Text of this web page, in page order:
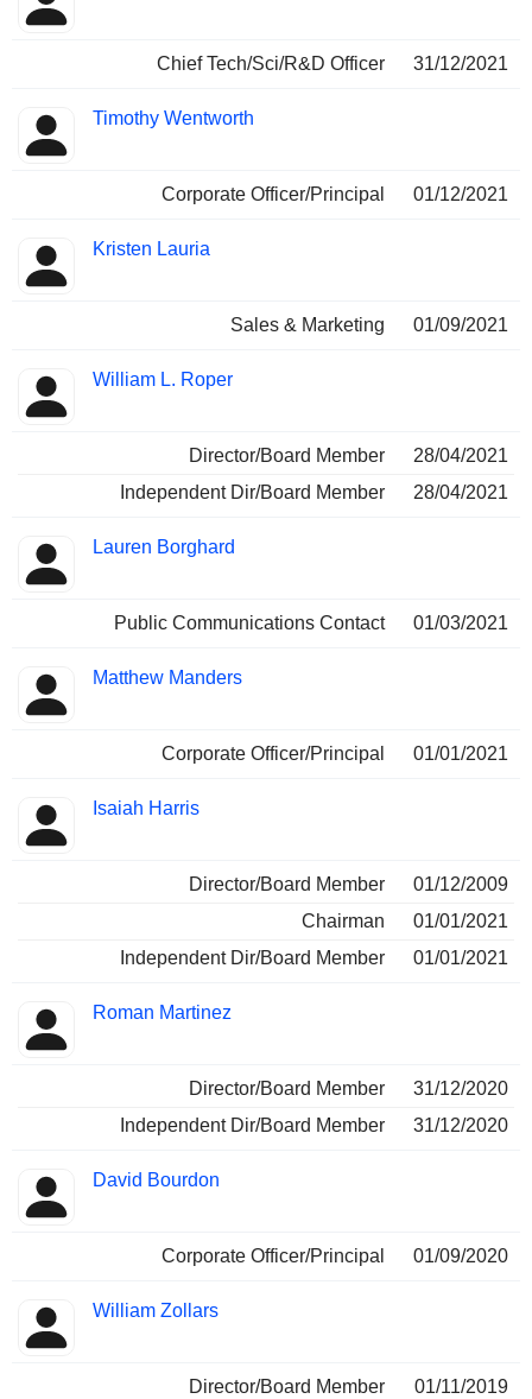
Chief Tech/Sci/R&D Officer 31/12/2021
Timothy Wentworth
Corporate Officer/Principal 01/12/2021
Kristen Lauria
Sales & Marketing 01/09/2021
William L. Roper
Director/Board Member
28/04/2021
Independent Dir/Board Member
28/04/2021
Lauren Borghard
Public Communications Contact 01/03/2021
Matthew Manders
Corporate Officer/Principal 01/01/2021
Isaiah Harris
Director/Board Member
01/12/2009
Chairman
01/01/2021
Independent Dir/Board Member
01/01/2021
Roman Martinez
Director/Board Member
31/12/2020
Independent Dir/Board Member
31/12/2020
David Bourdon
Corporate Officer/Principal 01/09/2020
William Zollars
Director/Board Member
01/11/2019